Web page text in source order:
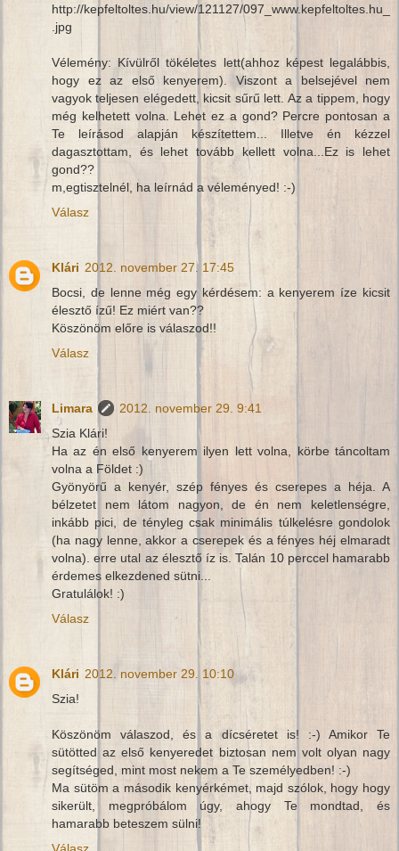
http://kepfeltoltes.hu/view/121127/097_www.kepfeltoltes.hu_
.jpg
Vélemény: Kívülről tökéletes lett(ahhoz képest legalábbis,
hogy ez az első kenyerem). Viszont a belsejével nem
vagyok teljesen elégedett, kicsit sűrű lett. Az a tippem, hogy
még kelhetett volna. Lehet ez a gond? Percre pontosan a
Te leírásod alapján készítettem... Illetve én kézzel
dagasztottam, és lehet tovább kellett volna...Ez is lehet
gond??
m,egtisztelnél, ha leírnád a véleményed! :-)
Válasz
Klári 2012. november 27. 17:45
Bocsi, de lenne még egy kérdésem: a kenyerem íze kicsit
élesztő ízű! Ez miért van??
Köszönöm előre is válaszod!!
Válasz
Limara
2012. november 29. 9:41
Szia Klári!
Ha az én első kenyerem ilyen lett volna, körbe táncoltam
volna a Földet :)
Gyönyörű a kenyér, szép fényes és cserepes a héja. A
bélzetet nem látom nagyon, de én nem keletlenségre,
inkább pici, de tényleg csak minimális túlkelésre gondolok
(ha nagy lenne, akkor a cserepek és a fényes héj elmaradt
volna). erre utal az élesztő íz is. Talán 10 perccel hamarabb
érdemes elkezdened sütni...
Gratulálok! :)
Válasz
Klári 2012. november 29. 10:10
Szia!
Köszönöm válaszod, és a dícséretet is! :-) Amikor Te
sütötted az első kenyeredet biztosan nem volt olyan nagy
segítséged, mint most nekem a Te személyedben! :-)
Ma sütöm a második kenyérkémet, majd szólok, hogy hogy
sikerült, megpróbálom úgy, ahogy Te mondtad, és
hamarabb beteszem sülni!
Válasz